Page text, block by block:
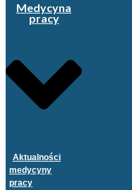
Medycyna
pracy
Aktualności
medycyny
pracy